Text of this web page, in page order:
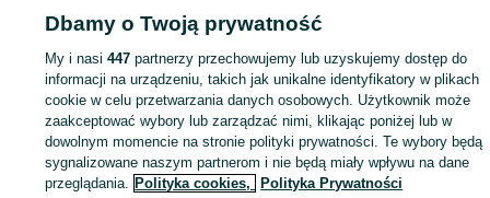
Płyty drogowe - Lublin
KATEGORIA
ID:740607681 Wyświetlenia:
Dbamy o Twoją prywatność
My i nasi447 partnerzy przechowujemy lub uzyskujemy dostęp do
informacji na urządzeniu, takich jak unikalne identyfikatory w plikach
cookie w celu przetwarzania danych osobowych. Użytkownik może
zaakceptować wybory lub zarządzać nimi, klikając poniżej lub w
dowolnym momencie na stronie polityki prywatności. Te wybory będą
sygnalizowane naszym partnerom i nie będą miały wpływu na dane
przeglądania. Polityka cookies, Polityka Prywatności